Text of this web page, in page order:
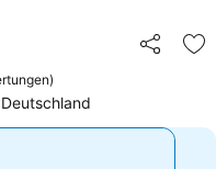
Teilen
)